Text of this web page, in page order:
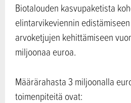
Biotalouden kasvupaketista
elintarvikeviennin
arvoketjujen kehittämiseen
miljoonaa euroa.
Määrärahasta 3 miljoonalla
toimenpiteitä ovat: